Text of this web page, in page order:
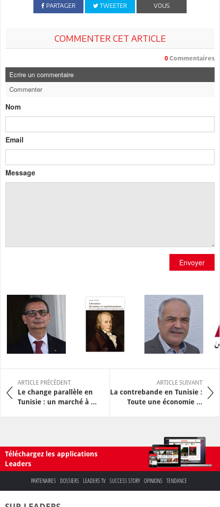
PARTAGER TWEETER
VOUS
COMMENTER CET ARTICLE
0 Commentaires
Ecrire un commentaire
Commenter
Nom
Email
Message
Envoyer
ARTICLE PRÉCÉDENT
Le change parallèle en
Tunisie : un marché à ...
ARTICLE SUIVANT
La contrebande en Tunisie :
Toute une économie ...
Téléchargez les applications
Leaders
PARTENAIRES DOSSIERS LEADERS TV SUCCESS STORY OPINIONS TENDANCE